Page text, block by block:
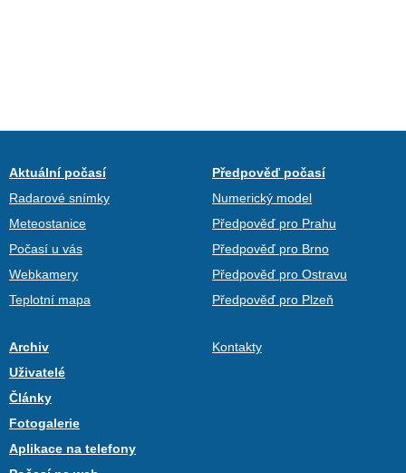
Aktuální počasí
Radarové snímky
Meteostanice
Počasí u vás
Webkamery
Teplotní mapa
Předpověď počasí
Numerický model
Předpověď pro Prahu
Předpověď pro Brno
Předpověď pro Ostravu
Předpověď pro Plzeň
Archiv
Uživatelé
Články
Fotogalerie
Aplikace na telefony
Kontakty